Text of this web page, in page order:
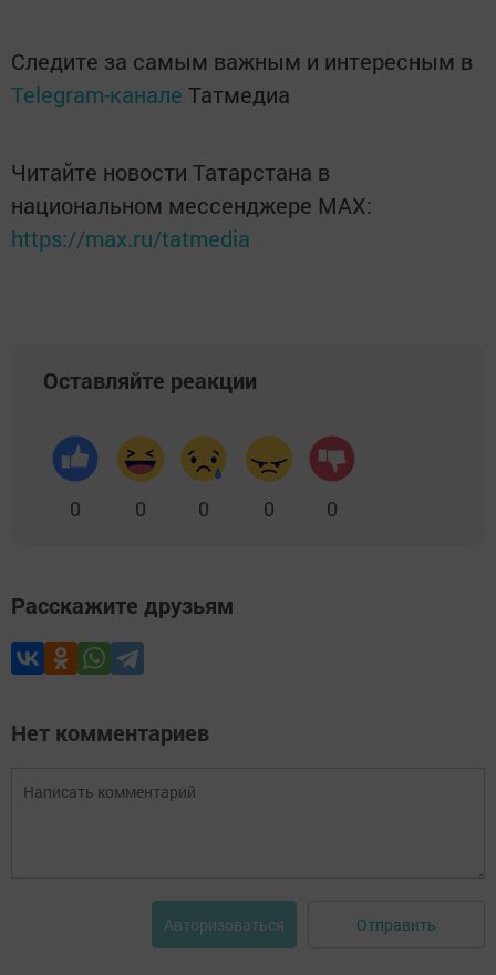
Следите за самым важным и интересным в
Telegram-канале Татмедиа
Читайте новости Татарстана в
национальном мессенджере MАХ:
https://max.ru/tatmedia
Оставляйте реакции
0 0 0 0 0
Расскажите друзьям
Нет комментариев
Авторизоваться Отправить